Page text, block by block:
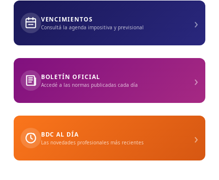
VENCIMIENTOS
Consultá la agenda impositiva y previsional ›
BOLETÍN OFICIAL
Accedé a las normas publicadas cada día ›
BDC AL DÍA
Las novedades profesionales más recientes ›